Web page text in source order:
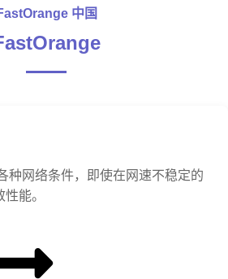
中国
种网络条件，即使在网速不稳定的
能。